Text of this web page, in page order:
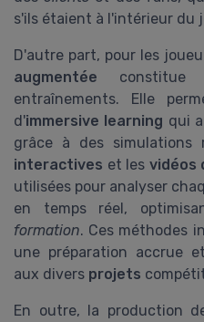
s'ils étaient à l'intérieur du
D'autre part, pour les
augmentée constitue
entraînements. Elle
d'immersive learning qui
grâce à des simulations
interactives et les vidéos
utilisées pour analyser
en temps réel,
formation. Ces méthodes
une préparation accrue
aux divers projets
En outre, la production